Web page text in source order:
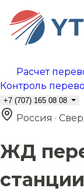
Расчет
Контроль
+7 (707) 165 08 08
Россия ·
ЖД